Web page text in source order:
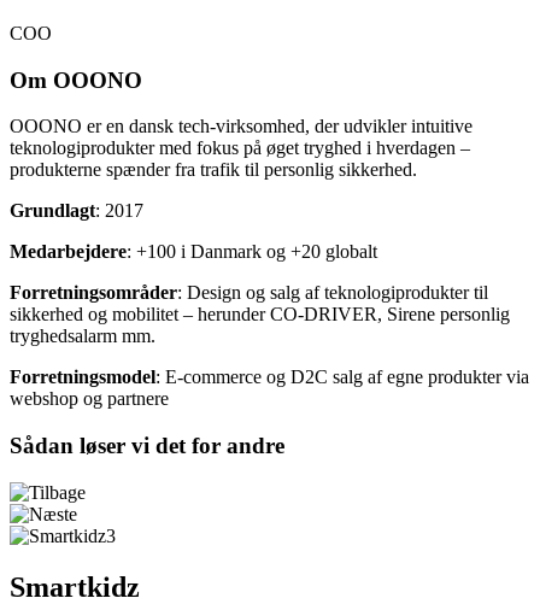
COO
Om OOONO
OOONO er en dansk tech-virksomhed, der udvikler intuitive
teknologiprodukter med fokus på øget tryghed i hverdagen –
produkterne spænder fra trafik til personlig sikkerhed.
Grundlagt: 2017
Medarbejdere: +100 i Danmark og +20 globalt
Forretningsområder: Design og salg af teknologiprodukter til
sikkerhed og mobilitet – herunder CO-DRIVER, Sirene personlig
tryghedsalarm mm.
Forretningsmodel: E-commerce og D2C salg af egne produkter via
webshop og partnere
Sådan løser vi det for andre
Smartkidz